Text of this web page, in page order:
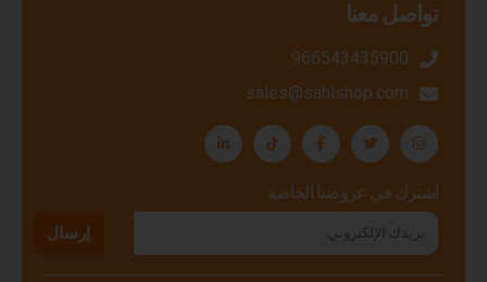
تواصل معنا
966543435900
sales@sahlshop.com
اشترك في عروضنا الخاصة
إرسال